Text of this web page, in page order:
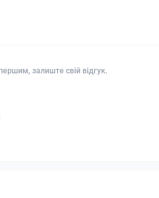
залиште свій відгук.